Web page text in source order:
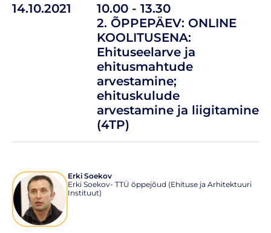
14.10.2021
10.00 - 13.30
2. ÕPPEPÄEV: ONLINE
KOOLITUSENA:
Ehituseelarve ja
ehitusmahtude
arvestamine;
ehituskulude
arvestamine ja liigitamine
(4TP)
Erki Soekov
Erki Soekov- TTÜ õppejõud (Ehituse ja Arhitektuuri
Instituut)